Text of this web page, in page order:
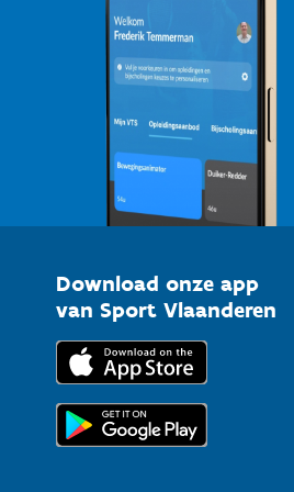
Download onze app
van Sport Vlaanderen